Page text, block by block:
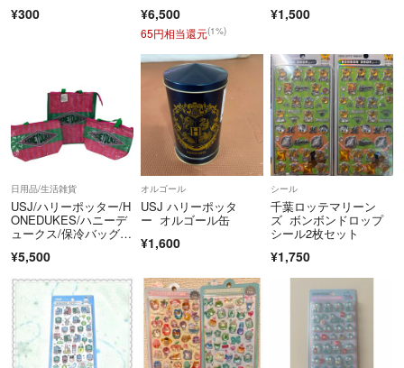
¥300 ¥6,500
65円相当還元(1%)
¥1,500
日用品/生活雑貨
USJ/ハリーポッター/H
ONEDUKES/ハニーデ
ュークス/保冷バッグ3
¥5,500
オルゴール
USJ ハリーポッタ
ー オルゴール缶
¥1,600
シール
千葉ロッテマリーン
ズ ボンボンドロップ
シール2枚セット
¥1,750